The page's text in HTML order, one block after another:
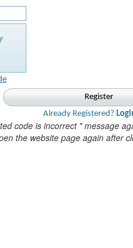
Register
Already Registered?
code is incorrect " message
the website page again after